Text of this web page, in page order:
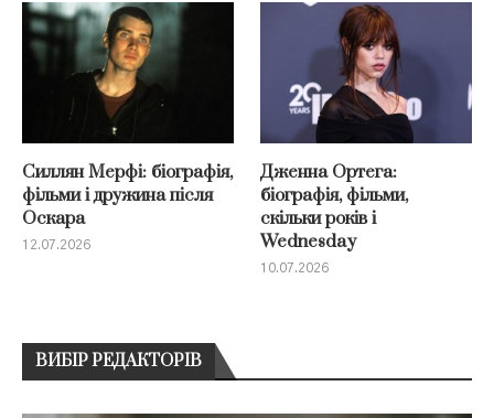
Силлян Мерфі: біографія,
фільми і дружина після
Оскара
12.07.2026
Дженна Ортега:
біографія, фільми,
скільки років і
Wednesday
10.07.2026
ВИБІР РЕДАКТОРІВ